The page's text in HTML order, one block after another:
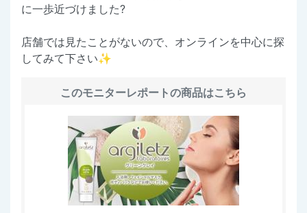
に一歩近づけました?
店舗では見たことがないので、オンラインを中心に探
してみて下さい✨
このモニターレポートの商品はこちら